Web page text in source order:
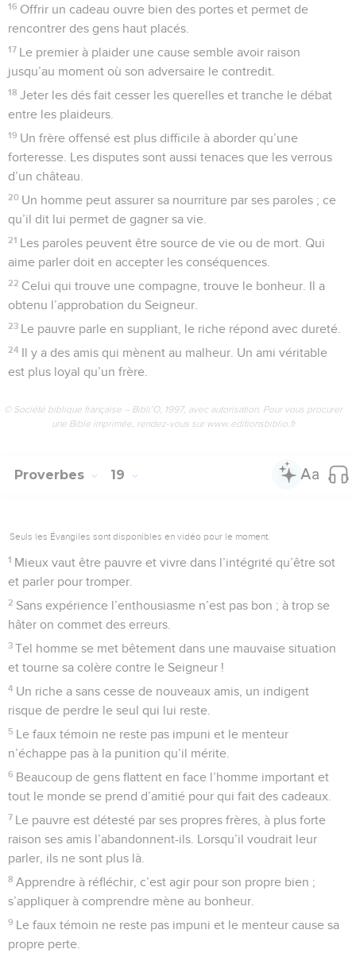
16 Offrir un cadeau ouvre bien des portes et permet de
rencontrer des gens haut placés.
17 Le premier à plaider une cause semble avoir raison
jusqu’au moment où son adversaire le contredit.
18 Jeter les dés fait cesser les querelles et tranche le débat
entre les plaideurs.
19 Un frère offensé est plus difficile à aborder qu’une
forteresse. Les disputes sont aussi tenaces que les verrous
d’un château.
20 Un homme peut assurer sa nourriture par ses paroles ; ce
qu’il dit lui permet de gagner sa vie.
21 Les paroles peuvent être source de vie ou de mort. Qui
aime parler doit en accepter les conséquences.
22 Celui qui trouve une compagne, trouve le bonheur. Il a
obtenu l’approbation du Seigneur.
23 Le pauvre parle en suppliant, le riche répond avec dureté.
24 Il y a des amis qui mènent au malheur. Un ami véritable
est plus loyal qu’un frère.
© Société biblique française – Bibli’O, 1997, avec autorisation. Pour vous procurer
une Bible imprimée, rendez-vous sur www.editionsbiblio.fr
Proverbes 19
Seuls les Évangiles sont disponibles en vidéo pour le moment.
1 Mieux vaut être pauvre et vivre dans l’intégrité qu’être sot
et parler pour tromper.
2 Sans expérience l’enthousiasme n’est pas bon ; à trop se
hâter on commet des erreurs.
3 Tel homme se met bêtement dans une mauvaise situation
et tourne sa colère contre le Seigneur !
4 Un riche a sans cesse de nouveaux amis, un indigent
risque de perdre le seul qui lui reste.
5 Le faux témoin ne reste pas impuni et le menteur
n’échappe pas à la punition qu’il mérite.
6 Beaucoup de gens flattent en face l’homme important et
tout le monde se prend d’amitié pour qui fait des cadeaux.
7 Le pauvre est détesté par ses propres frères, à plus forte
raison ses amis l’abandonnent-ils. Lorsqu’il voudrait leur
parler, ils ne sont plus là.
8 Apprendre à réfléchir, c’est agir pour son propre bien ;
s’appliquer à comprendre mène au bonheur.
9 Le faux témoin ne reste pas impuni et le menteur cause sa
propre perte.